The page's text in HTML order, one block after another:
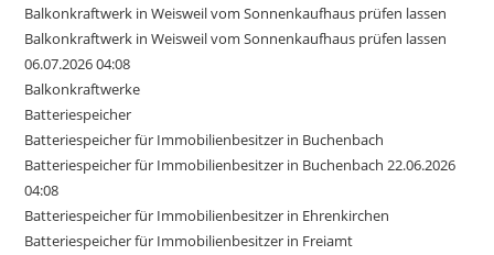
Balkonkraftwerk in Weisweil vom Sonnenkaufhaus prüfen lassen
Balkonkraftwerk in Weisweil vom Sonnenkaufhaus prüfen lassen
06.07.2026 04:08
Balkonkraftwerke
Batteriespeicher
Batteriespeicher für Immobilienbesitzer in Buchenbach
Batteriespeicher für Immobilienbesitzer in Buchenbach 22.06.2026
04:08
Batteriespeicher für Immobilienbesitzer in Ehrenkirchen
Batteriespeicher für Immobilienbesitzer in Freiamt